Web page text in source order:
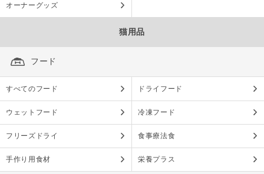
オーナーグッズ
猫用品
フード
すべてのフード ドライフード
ウェットフード 冷凍フード
フリーズドライ 食事療法食
手作り用食材 栄養プラス